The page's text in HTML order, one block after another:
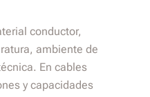
conductor,
ambiente de
En cables
y capacidades